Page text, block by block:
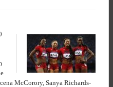
McCorory, Sanya Richards-